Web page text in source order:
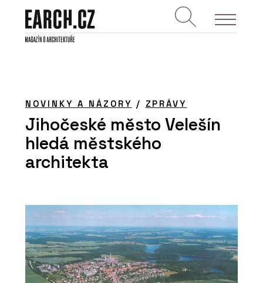
NOVINKY A NÁZORY / ZPRÁVY
Jihočeské město Velešín
hledá městského
architekta